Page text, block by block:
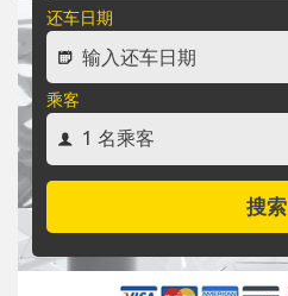
还车日期
乘客
搜索